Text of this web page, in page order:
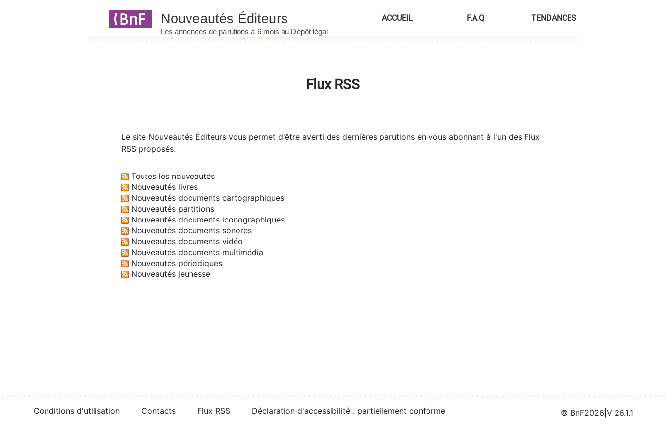
ACCUEIL F.A.Q TENDANCES
Flux RSS
Le site Nouveautés Éditeurs vous permet d'être averti des dernières parutions en vous abonnant à l'un des Flux
RSS proposés.
Toutes les nouveautés
Nouveautés livres
Nouveautés documents cartographiques
Nouveautés partitions
Nouveautés documents iconographiques
Nouveautés documents sonores
Nouveautés documents vidéo
Nouveautés documents multimédia
Nouveautés périodiques
Nouveautés jeunesse
Conditions d'utilisation Contacts Flux RSS Déclaration d'accessibilité : partiellement conforme © BnF2026 V 26.1.1